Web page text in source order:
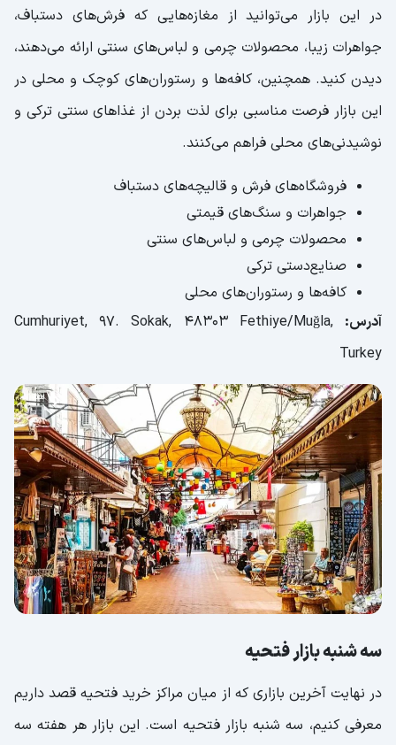
در این بازار می‌توانید از مغازه‌هایی که فرش‌های دستباف،
جواهرات زیبا، محصولات چرمی و لباس‌های سنتی ارائه می‌دهند،
دیدن کنید. همچنین، کافه‌ها و رستوران‌های کوچک و محلی در
این بازار فرصت مناسبی برای لذت بردن از غذاهای سنتی ترکی و
نوشیدنی‌های محلی فراهم می‌کنند.
فروشگاه‌های فرش و قالیچه‌های دستباف
جواهرات و سنگ‌های قیمتی
محصولات چرمی و لباس‌های سنتی
صنایع‌دستی ترکی
کافه‌ها و رستوران‌های محلی
آدرس: Cumhuriyet, 97. Sokak, 48303 Fethiye/Muğla,
Turkey
سه شنبه بازار فتحیه
در نهایت آخرین بازاری که از میان مراکز خرید فتحیه قصد داریم
معرفی کنیم، سه شنبه بازار فتحیه است. این بازار هر هفته سه